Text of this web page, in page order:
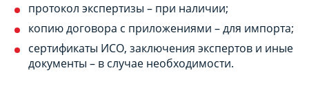
протокол экспертизы – при наличии;
копию договора с приложениями – для импорта;
сертификаты ИСО, заключения экспертов и иные
документы – в случае необходимости.